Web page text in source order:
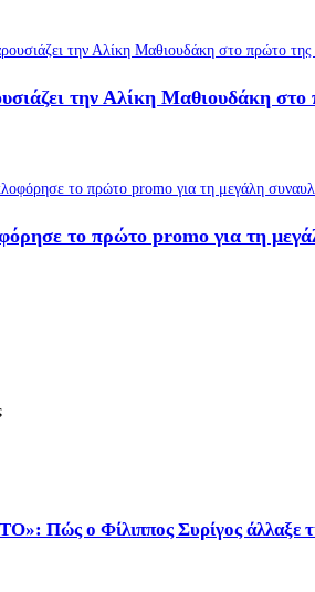
την Αλίκη Μαθιουδάκη
το πρώτο promo για τη
Πώς ο Φίλιππος Συρίγος άλλαξε